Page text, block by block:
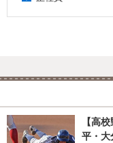
【高
平・大